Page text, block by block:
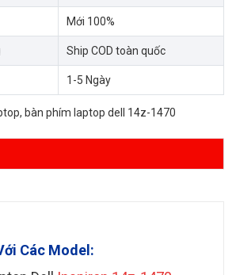
Mới 100%
Ship COD toàn quốc
1-5 Ngày
, bàn phím laptop dell 14z-1470
Các Model: